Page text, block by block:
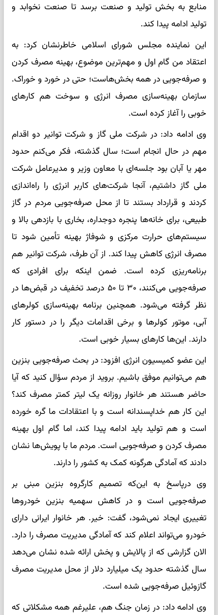
منابع به بخش تولید و صنعت برسد تا صنعت نخوابد و
تولید ادامه پیدا کند.
این نماینده مجلس شورای اسلامی خاطرنشان کرد: به
اعتقاد من گام اول و مهم‌ترین موضوع، بهینه مصرف کردن
و صرفه‌جویی در همه بخش‌هاست؛ حتی در خورد و خوراک.
سازمان بهینه‌سازی مصرف انرژی و سوخت هم کارهای
خوبی را آغاز کرده است.
وی ادامه داد: در شرکت ملی گاز و شرکت توانیر دو اقدام
مهم در حال انجام است؛ سال گذشته، فکر می‌کنم حدود
مهر یا آبان بود جلسه‌ای با معاون وزیر و مدیرعامل شرکت
ملی گاز داشتیم، آنجا شرکت‌های کاربر انرژی را راه‌اندازی
کردند و قرارداد بستند تا از محل صرفه‌جویی مردم در گاز
طبیعی، برای خانه‌ها پنجره دوجداره، بخاری با بازدهی بالا و
سیستم‌های حرارت مرکزی و شوفاژ بهینه تأمین شود تا
مصرف انرژی کاهش پیدا کند. از آن طرف، شرکت توانیر هم
برنامه‌ریزی کرده است. ضمن اینکه برای افرادی که
صرفه‌جویی می‌کنند، ۳۰ تا ۵۰ درصد تخفیف در قبض‌ها در
نظر گرفته می‌شود. همچنین برنامه بهینه‌سازی کولرهای
آبی، موتور کولرها و برخی اقدامات دیگر را در دستور کار
دارند. این‌ها کارهای بسیار خوبی است.
این عضو کمیسیون انرژی افزود: در بحث صرفه‌جویی بنزین
هم می‌توانیم موفق باشیم. بروید از مردم سؤال کنید که آیا
حاضر هستند هر خانوار روزانه یک لیتر کمتر مصرف کند؟
این کار هم خداپسندانه است و با اعتقادات ما گره خورده
است و هم تولید باید ادامه پیدا کند، اما گام اول بهینه
مصرف کردن و صرفه‌جویی است. مردم ما با پویش‌ها نشان
دادند که آمادگی هرگونه کمک به کشور را دارند.
وی درپاسخ به این‌که تصمیم کارگروه بنزین مبنی بر
صرفه‌جویی است و در کاهش سهمیه بنزین خودروها
تغییری ایجاد نمی‌شود، گفت: خیر. هر خانوار ایرانی دارای
خودرو می‌تواند اعلام کند که آمادگی مدیریت مصرف را دارد.
الان گزارشی که از پالایش و پخش ارائه شده نشان می‌دهد
سال گذشته حدود یک میلیارد دلار از محل مدیریت مصرف
گازوئیل صرفه‌جویی شده است.
وی ادامه داد: در زمان جنگ هم، علیرغم همه مشکلاتی که